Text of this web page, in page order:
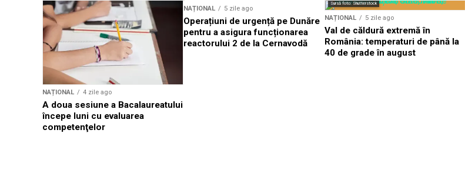
NAȚIONAL 4 zile ago
A doua sesiune a Bacalaureatului
începe luni cu evaluarea
competenţelor
NAȚIONAL 5 zile ago
Operațiuni de urgență pe Dunăre
pentru a asigura funcționarea
reactorului 2 de la Cernavodă
Sursă foto: Shutterstock
NAȚIONAL 5 zile ago
Val de căldură extremă în
România: temperaturi de până la
40 de grade în august